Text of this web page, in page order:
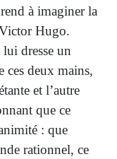
à imaginer la
Hugo.
dresse un
ces deux mains,
et l’autre
que ce
: que
rationnel, ce